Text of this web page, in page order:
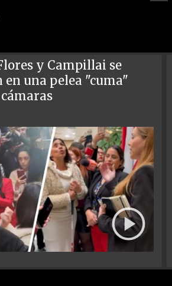
y Campillai se
en una pelea "cuma"